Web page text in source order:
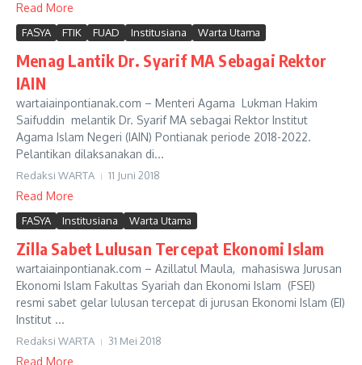
Read More
FASYA FTIK FUAD Institusiana Warta Utama
Menag Lantik Dr. Syarif MA Sebagai Rektor
IAIN
wartaiainpontianak.com – Menteri Agama Lukman Hakim
Saifuddin melantik Dr. Syarif MA sebagai Rektor Institut
Agama Islam Negeri (IAIN) Pontianak periode 2018-2022.
Pelantikan dilaksanakan di...
Redaksi WARTA 11 Juni 2018
Read More
FASYA Institusiana Warta Utama
Zilla Sabet Lulusan Tercepat Ekonomi Islam
wartaiainpontianak.com – Azillatul Maula, mahasiswa Jurusan
Ekonomi Islam Fakultas Syariah dan Ekonomi Islam (FSEI)
resmi sabet gelar lulusan tercepat di jurusan Ekonomi Islam (EI)
Institut ...
Redaksi WARTA 31 Mei 2018
Read More